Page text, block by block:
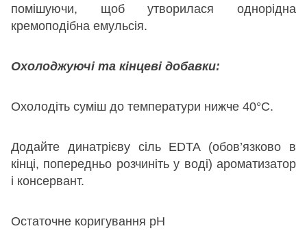
помішуючи, щоб утворилася однорідна
кремоподібна емульсія.
Охолоджуючі та кінцеві добавки:
Охолодіть суміш до температури нижче 40°C.
Додайте динатрієву сіль EDTA (обов’язково в
кінці, попередньо розчиніть у воді) ароматизатор
і консервант.
Остаточне коригування pH